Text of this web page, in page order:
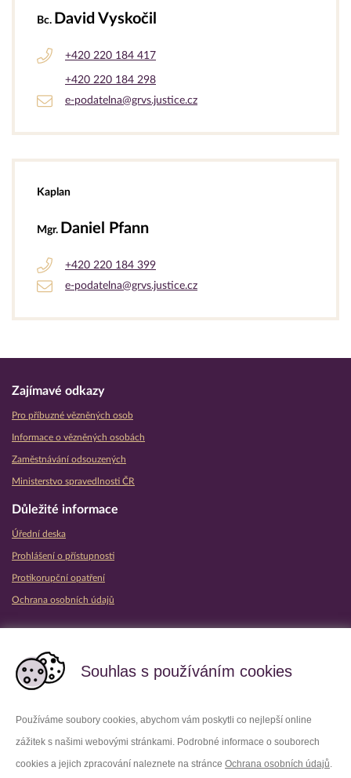
Souhlas s používáním cookies
Používáme soubory cookies, abychom vám poskytli co nejlepší online
zážitek s našimi webovými stránkami. Podrobné informace o souborech
cookies a jejich zpracování naleznete na stránce Ochrana osobních údajů.
Bc. David Vyskočil
+420 220 184 417
+420 220 184 298
e-podatelna@grvs.justice.cz
Kaplan
Mgr. Daniel Pfann
+420 220 184 399
e-podatelna@grvs.justice.cz
Zajímavé odkazy
Pro příbuzné vězněných osob
Informace o vězněných osobách
Zaměstnávání odsouzených
Ministerstvo spravedlnosti ČR
Důležité informace
Úřední deska
Prohlášení o přístupnosti
Protikorupční opatření
Ochrana osobních údajů